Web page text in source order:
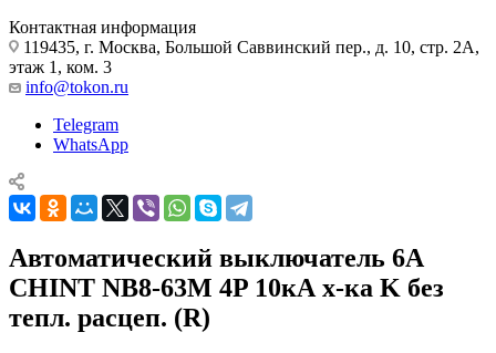
Контактная информация
119435, г. Москва, Большой Саввинский пер., д. 10, стр. 2А,
этаж 1, ком. 3
info@tokon.ru
Telegram
WhatsApp
Автоматический выключатель 6А
CHINT NB8-63M 4P 10кА х-ка K без
тепл. расцеп. (R)